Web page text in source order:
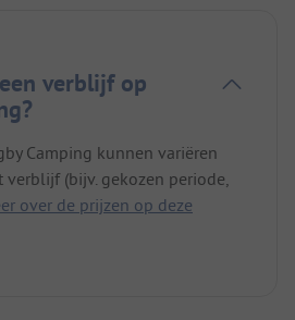
verblijf op
Camping kunnen variëren
(bijv. gekozen periode,
over de prijzen op deze